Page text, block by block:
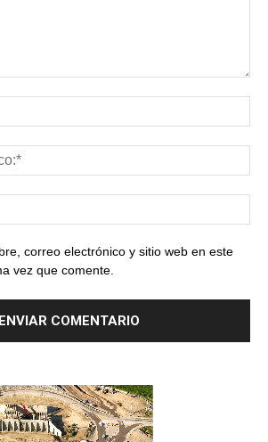
correo electrónico y sitio web en este
vez que comente.